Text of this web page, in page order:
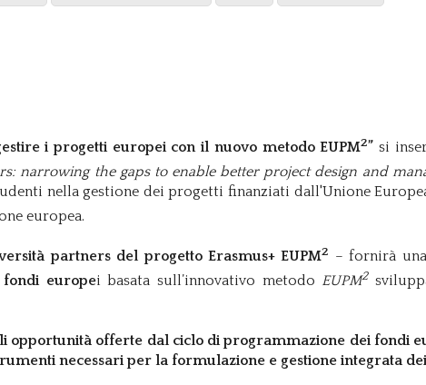
i progetti europei con il nuovo metodo EUPM2”si
narrowing the gaps to enable better project design and
nella gestione dei progetti finanziati dall'Unione
europea.
partners del progetto Erasmus+ EUPM2 – fornirà
europei basata sull’innovativo metodo EUPM2
opportunità offerte dal ciclo di programmazione dei fondi
necessari per la formulazione e gestione integrata